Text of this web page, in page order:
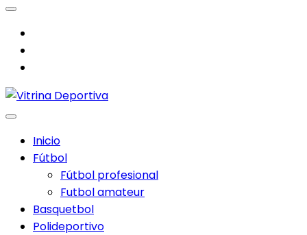
Inicio
Fútbol
Fútbol profesional
Futbol amateur
Basquetbol
Polideportivo